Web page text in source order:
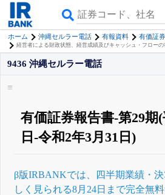
ホーム 沖縄セルラー電話 有報資料 有価証
経営者による財政状態、経営成績及びキャッシュ・フロー
9436 沖縄セルラー電話
有価証券報告書-第29期
日-令和2年3月31日)
β版IRBANKでは、 四半期業績・
しく見られる8月24日まで完全無料